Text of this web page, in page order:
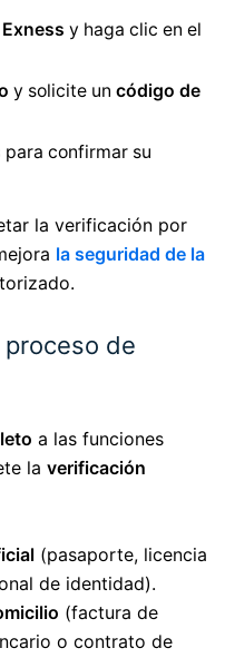
y haga clic en el
y solicite un código de
para confirmar su
la verificación por
la seguridad de la
proceso de
a las funciones
la verificación
(pasaporte, licencia
de identidad).
(factura de
o contrato de